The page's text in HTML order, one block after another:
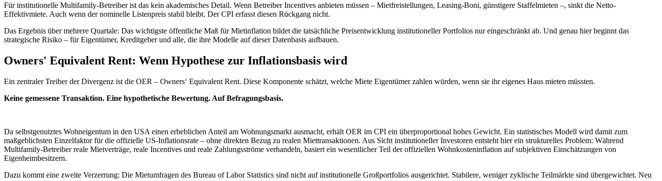
Für institutionelle Multifamily-Betreiber ist das kein akademisches Detail. Wenn Betreiber Incentives anbieten müssen – Mietfreistellungen, Leasing-Boni, günstigere Staffelmieten –, sinkt die Netto-
Effektivmiete. Auch wenn der nominelle Listenpreis stabil bleibt. Der CPI erfasst diesen Rückgang nicht.
Das Ergebnis über mehrere Quartale: Das wichtigste öffentliche Maß für Mietinflation bildet die tatsächliche Preisentwicklung institutioneller Portfolios nur eingeschränkt ab. Und genau hier beginnt das
strategische Risiko – für Eigentümer, Kreditgeber und alle, die ihre Modelle auf dieser Datenbasis aufbauen.
Owners' Equivalent Rent: Wenn Hypothese zur Inflationsbasis wird
Ein zentraler Treiber der Divergenz ist die OER – Owners‘ Equivalent Rent. Diese Komponente schätzt, welche Miete Eigentümer zahlen würden, wenn sie ihr eigenes Haus mieten müssten.
Keine gemessene Transaktion. Eine hypothetische Bewertung. Auf Befragungsbasis.
Da selbstgenutztes Wohneigentum in den USA einen erheblichen Anteil am Wohnungsmarkt ausmacht, erhält OER im CPI ein überproportional hohes Gewicht. Ein statistisches Modell wird damit zum
maßgeblichsten Einzelfaktor für die offizielle US-Inflationsrate – ohne direkten Bezug zu realen Miettransaktionen. Aus Sicht institutioneller Investoren entsteht hier ein strukturelles Problem: Während
Multifamily-Betreiber reale Mietverträge, reale Incentives und reale Zahlungsströme verhandeln, basiert ein wesentlicher Teil der offiziellen Wohnkosteninflation auf subjektiven Einschätzungen von
Eigenheimbesitzern.
Dazu kommt eine zweite Verzerrung: Die Mietumfragen des Bureau of Labor Statistics sind nicht auf institutionelle Großportfolios ausgerichtet. Stabilere, weniger zyklische Teilmärkte sind übergewichtet. Neu